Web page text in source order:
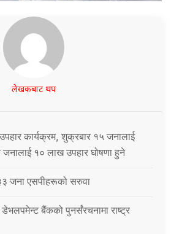
लेखकबाट थप
कार्यक्रम, शुक्रबार १५ जनालाई
१० लाख उपहार घोषणा हुने
जना एसपीहरूको सरुवा
डेभलपमेन्ट बैंकको पुनर्संरचनामा राष्ट्र